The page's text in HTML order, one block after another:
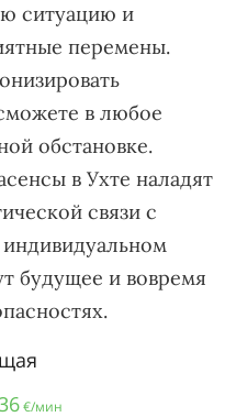
ситуацию и
перемены.
в любое
обстановке.
в Ухте наладят
связи с
будущее и вовремя